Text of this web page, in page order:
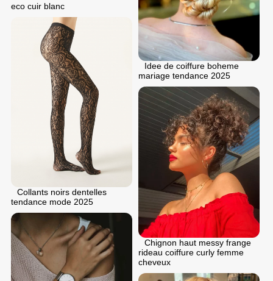
eco cuir blanc
Idee de coiffure boheme
mariage tendance 2025
Collants noirs dentelles
tendance mode 2025
Chignon haut messy frange
rideau coiffure curly femme
cheveux